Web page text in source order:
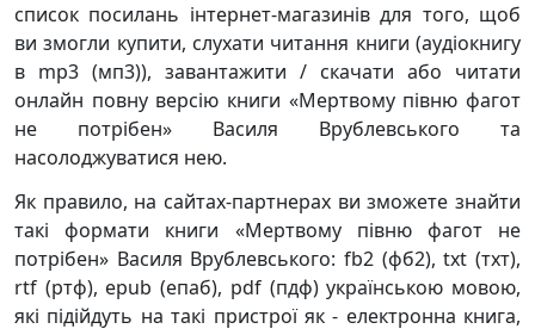
список посилань інтернет-магазинів для того, щоб
ви змогли купити, слухати читання книги (аудіокнигу
в mp3 (мп3)), завантажити / скачати або читати
онлайн повну версію книги «Мертвому півню фагот
не потрібен» Василя Врублевського та
насолоджуватися нею.
Як правило, на сайтах-партнерах ви зможете знайти
такі формати книги «Мертвому півню фагот не
потрібен» Василя Врублевського: fb2 (фб2), txt (тхт),
rtf (ртф), epub (епаб), pdf (пдф) українською мовою,
які підійдуть на такі пристрої як - електронна книга,